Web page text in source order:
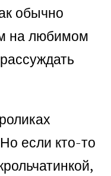
обычно
на любимом
если кто-то